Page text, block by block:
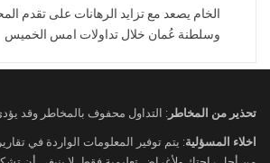
الخام يصعد مع تزايد الرهانات على تقدم
وسلطنة عُمان خلال تداولات امس الخميس
تحذير من المخاطر : التداول محفوف بالمخاطر وقد
اخلاء المسؤلية: يتم توفير المعلومات الواردة في